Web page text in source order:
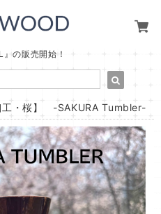
の販売開始！
工・桜】 -SAKURA Tumbler-